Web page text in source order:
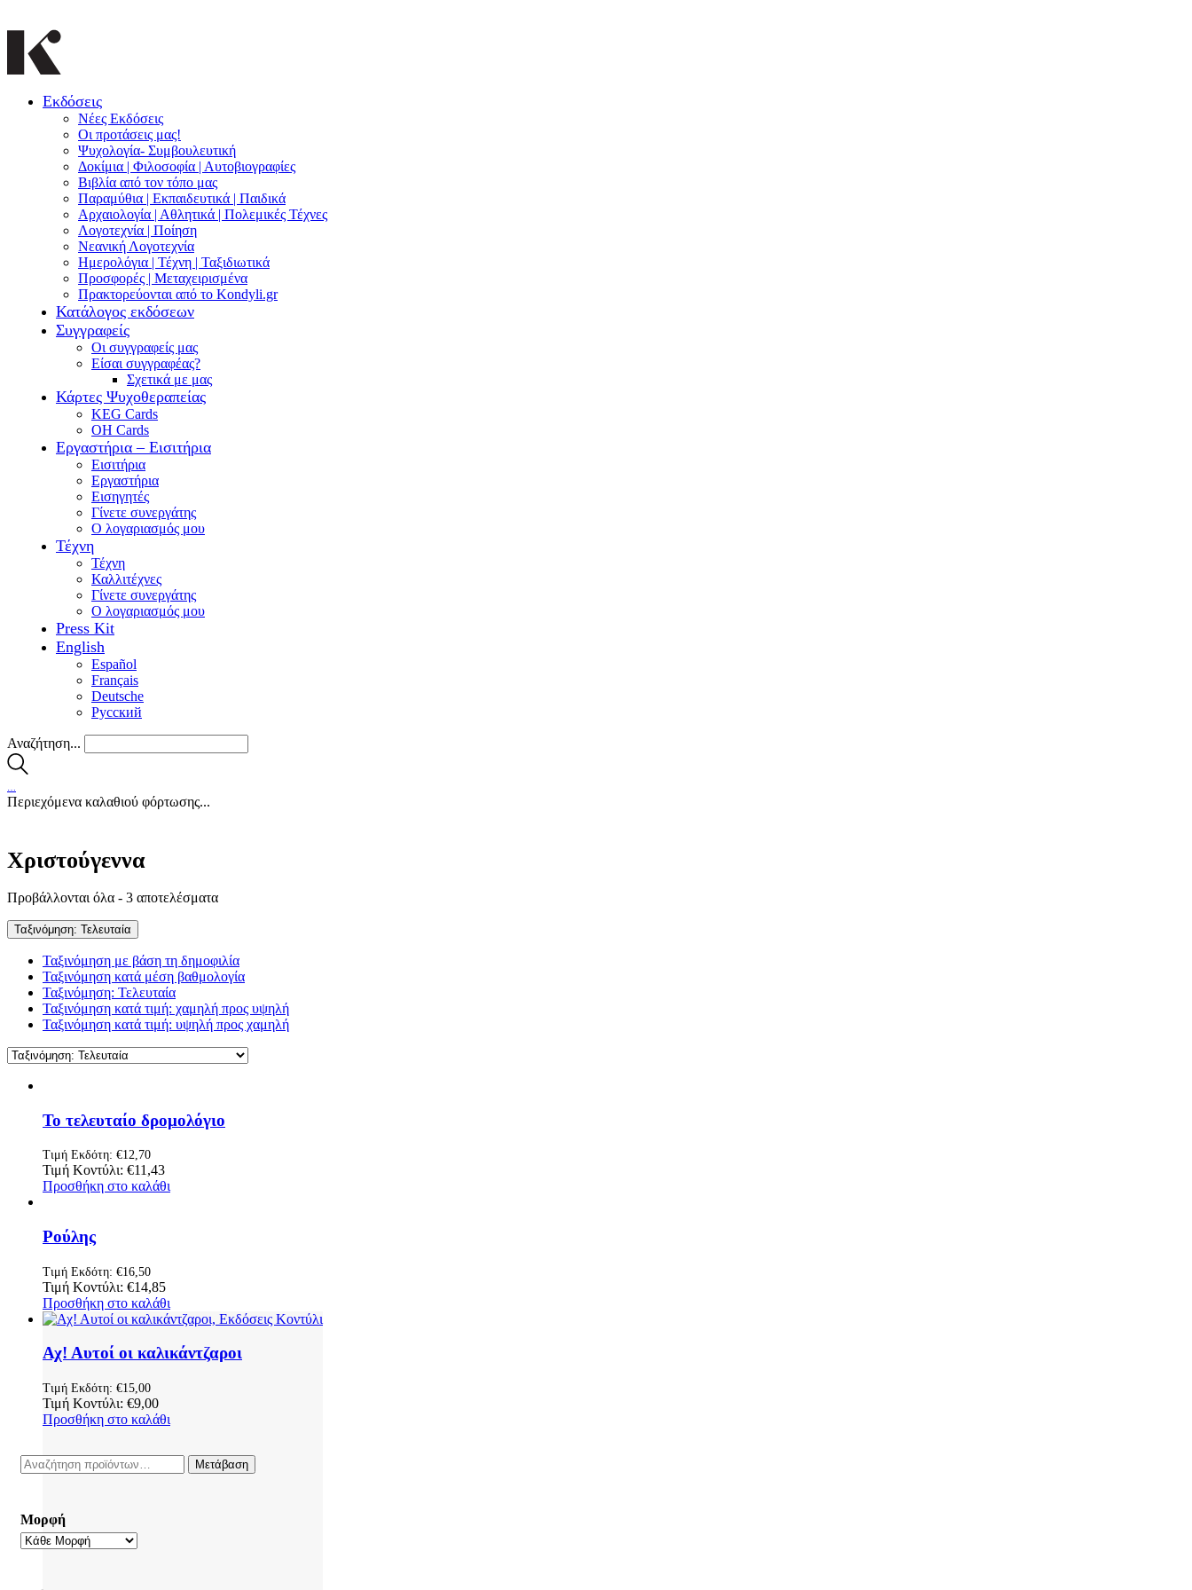
Εκδόσεις
Νέες Εκδόσεις
Οι προτάσεις μας!
Ψυχολογία- Συμβουλευτική
Δοκίμια | Φιλοσοφία | Αυτοβιογραφίες
Βιβλία από τον τόπο μας
Παραμύθια | Εκπαιδευτικά | Παιδικά
Αρχαιολογία | Αθλητικά | Πολεμικές Τέχνες
Λογοτεχνία | Ποίηση
Νεανική Λογοτεχνία
Ημερολόγια | Τέχνη | Ταξιδιωτικά
Προσφορές | Μεταχειρισμένα
Πρακτορεύονται από το Kondyli.gr
Κατάλογος εκδόσεων
Συγγραφείς
Οι συγγραφείς μας
Είσαι συγγραφέας?
Σχετικά με μας
Κάρτες Ψυχοθεραπείας
KEG Cards
OH Cards
Εργαστήρια – Εισιτήρια
Εισιτήρια
Εργαστήρια
Εισηγητές
Γίνετε συνεργάτης
Ο λογαριασμός μου
Τέχνη
Τέχνη
Καλλιτέχνες
Γίνετε συνεργάτης
Ο λογαριασμός μου
Press Kit
English
Español
Français
Deutsche
Pусский
Αναζήτηση...
Περιεχόμενα καλαθιού φόρτωσης...
Χριστούγεννα
Προβάλλονται όλα - 3 αποτελέσματαSorted
Ταξινόμηση: Τελευταία
Ταξινόμηση με βάση τη δημοφιλία
Ταξινόμηση κατά μέση βαθμολογία
Ταξινόμηση: Τελευταία
Ταξινόμηση κατά τιμή: χαμηλή προς υψηλή
Ταξινόμηση κατά τιμή: υψηλή προς χαμηλή
Το τελευταίο δρομολόγιο
Τιμή Εκδότη: €12,70
Τιμή Κοντύλι: €11,43
Προσθήκη στο καλάθι
Ρούλης
Τιμή Εκδότη: €16,50
Τιμή Κοντύλι: €14,85
Προσθήκη στο καλάθι
Αχ! Αυτοί οι καλικάντζαροι
Τιμή Εκδότη: €15,00
Τιμή Κοντύλι: €9,00
Προσθήκη στο καλάθι
Αναζήτηση
για:
Μετάβαση
Μορφή